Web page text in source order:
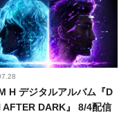
H デジタルアルバム『D
AFTER DARK』 8/4配信